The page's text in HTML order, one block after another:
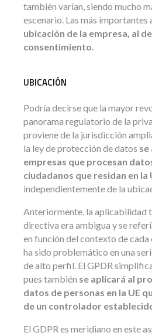
también varían, siendo mucho
escenario. Las más importantes
ubicación de la empresa, al
consentimiento.
UBICACIÓN
Podría decirse que la mayor
panorama regulatorio de la
proviene de la jurisdicción
la ley de protección de datos se
empresas que procesan
ciudadanos que residan en la
independientemente de la
Anteriormente, la aplicabilidad
directiva era ambigua y se
en función del contexto de cada
ha sido problemático en una
de alto perfil. El GPDR
pues también se aplicará al
datos de personas en la UE
de un controlador
El GDPR es meridiano en este